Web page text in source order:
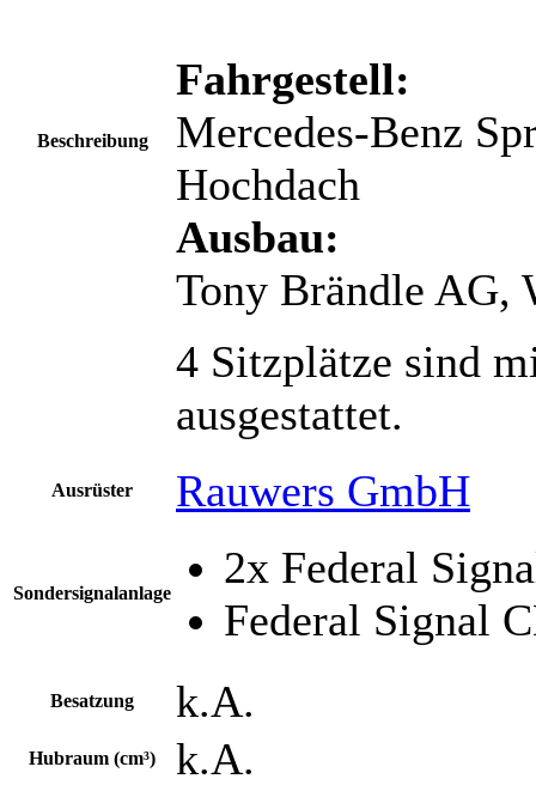
Beschreibung
Fahrgestell:
Mercedes-Benz
Hochdach
Ausbau:
Tony Brändle AG,
4 Sitzplätze sind
ausgestattet.
Ausrüster Rauwers GmbH
Sondersignalanlage
2x Federal
Federal Signal
Besatzung k.A.
Hubraum (cm³) k.A.